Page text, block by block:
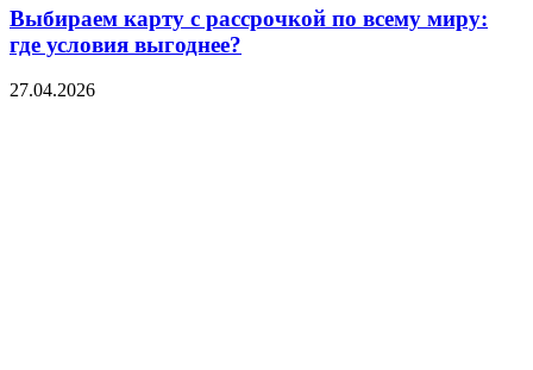
Выбираем карту с рассрочкой по всему миру:
где условия выгоднее?
27.04.2026